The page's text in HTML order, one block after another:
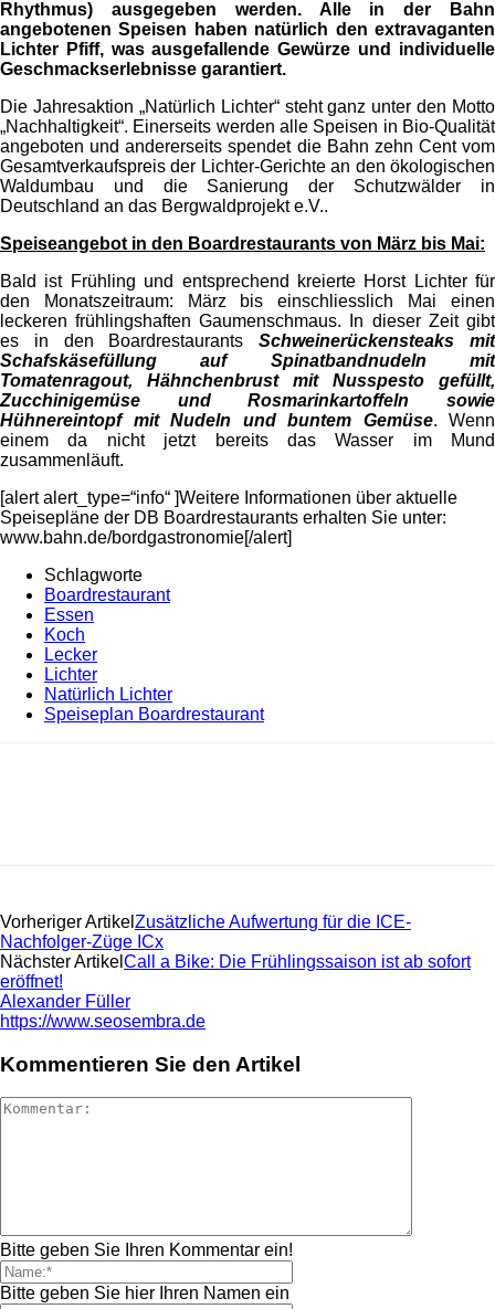
Rhythmus) ausgegeben werden. Alle in der Bahn
angebotenen Speisen haben natürlich den extravaganten
Lichter Pfiff, was ausgefallende Gewürze und individuelle
Geschmackserlebnisse garantiert.
Die Jahresaktion „Natürlich Lichter“ steht ganz unter den Motto
„Nachhaltigkeit“. Einerseits werden alle Speisen in Bio-Qualität
angeboten und andererseits spendet die Bahn zehn Cent vom
Gesamtverkaufspreis der Lichter-Gerichte an den ökologischen
Waldumbau und die Sanierung der Schutzwälder in
Deutschland an das Bergwaldprojekt e.V..
Speiseangebot in den Boardrestaurants von März bis Mai:
Bald ist Frühling und entsprechend kreierte Horst Lichter für
den Monatszeitraum: März bis einschliesslich Mai einen
leckeren frühlingshaften Gaumenschmaus. In dieser Zeit gibt
es in den BoardrestaurantsSchweinerückensteaks mit
Schafskäsefüllung auf Spinatbandnudeln mit
Tomatenragout, Hähnchenbrust mit Nusspesto gefüllt,
Zucchinigemüse und Rosmarinkartoffeln sowie
Hühnereintopf mit Nudeln und buntem Gemüse. Wenn
einem da nicht jetzt bereits das Wasser im Mund
zusammenläuft.
[alert alert_type=“info“ ]Weitere Informationen über aktuelle
Speisepläne der DB Boardrestaurants erhalten Sie unter:
www.bahn.de/bordgastronomie[/alert]
Schlagworte
Boardrestaurant
Essen
Koch
Lecker
Lichter
Natürlich Lichter
Speiseplan Boardrestaurant
Vorheriger Artikel Zusätzliche Aufwertung für die ICE-
Nachfolger-Züge ICx
Nächster Artikel Call a Bike: Die Frühlingssaison ist ab sofort
eröffnet!
Alexander Füller
https://www.seosembra.de
Kommentieren Sie den Artikel
Bitte geben Sie Ihren Kommentar ein!
Bitte geben Sie hier Ihren Namen ein